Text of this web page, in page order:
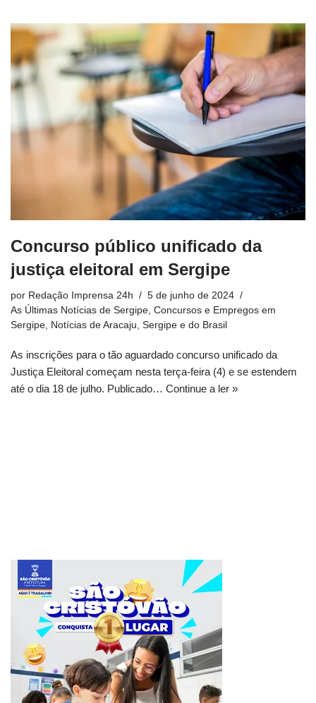
Concurso público unificado da
justiça eleitoral em Sergipe
por Redação Imprensa 24h
5 de junho de 2024
As Últimas Notícias de Sergipe Concursos e Empregos em
Sergipe Notícias de Aracaju, Sergipe e do Brasil
As inscrições para o tão aguardado concurso unificado da
Justiça Eleitoral começam nesta terça-feira (4) e se estendem
até o dia 18 de julho. Publicado… Continue a ler »